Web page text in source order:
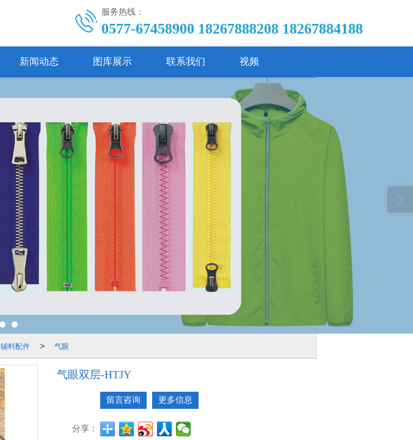
服务热线：
0577-67458900 18267888208 18267884188
新闻动态 图库展示 联系我们 视频
辅料配件 > 气眼
气眼双层-HTJY
留言咨询 更多信息
分享：